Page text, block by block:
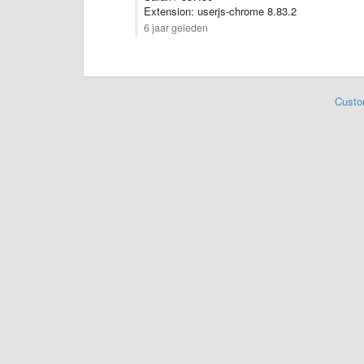
Extension: userjs-chrome 8.83.2
6 jaar geleden